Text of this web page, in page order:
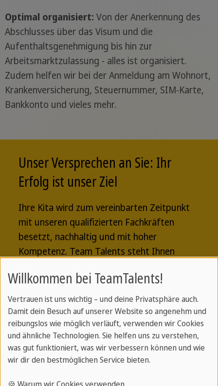
Optimal organisiert: Von der Anerkennung des
Abschlusses über das Visum und die
Aufenthaltsgenehmigung bis hin zur
Arbeitsmarktzulassung - alles ist organisiert.
Zudem helfen wir bei der Anmeldung am Wohnort,
Krankenversicherung, Steuernummer, SIM-Karte,
Bankkonto und vieles mehr.
Unser Versprechen an Sie: Ihr
Erfolg ist unser Ziel
Ihre Kita wird zum vereinbarten Zeitpunkt
mit unseren qualifizierten Fachkräften
besetzt, nachhaltig und mit hoher
Kompetenz. Team Talents steht Ihnen
verlässlicher Partner zur Seite. Wir
übernehmen die gesamte Organisation für
Sie.
Persönlich ausgewählte Kandidaten:Alle
Fachkräfte werden sorgfältig und individuell
ausgewählt.
Willkommen bei TeamTalents!
Vertrauen ist uns wichtig – und deine Privatsphäre auch.
Damit dein Besuch auf unserer Website so angenehm und
reibungslos wie möglich verläuft, verwenden wir Cookies
und ähnliche Technologien. Sie helfen uns zu verstehen,
was gut funktioniert, was wir verbessern können und wie
wir dir den bestmöglichen Service bieten.